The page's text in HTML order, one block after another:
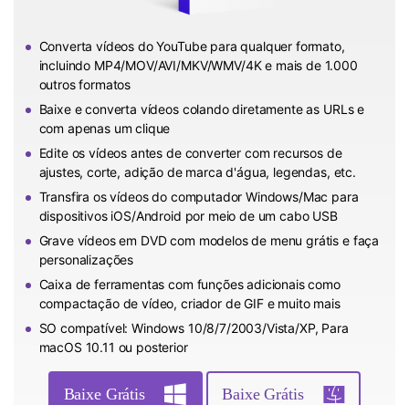
Converta vídeos do YouTube para qualquer formato,
incluindo MP4/MOV/AVI/MKV/WMV/4K e mais de 1.000
outros formatos
Baixe e converta vídeos colando diretamente as URLs e
com apenas um clique
Edite os vídeos antes de converter com recursos de
ajustes, corte, adição de marca d'água, legendas, etc.
Transfira os vídeos do computador Windows/Mac para
dispositivos iOS/Android por meio de um cabo USB
Grave vídeos em DVD com modelos de menu grátis e faça
personalizações
Caixa de ferramentas com funções adicionais como
compactação de vídeo, criador de GIF e muito mais
SO compatível: Windows 10/8/7/2003/Vista/XP, Para
macOS 10.11 ou posterior
Baixe Grátis Baixe Grátis